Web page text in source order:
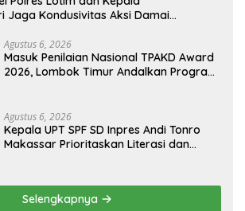
Jaga Kondusivitas Aksi Damai
Agustus 6, 2026
Masuk Penilaian Nasional TPAKD Award
2026, Lombok Timur Andalkan Program
Agustus 6, 2026
Kepala UPT SPF SD Inpres Andi Tonro
Makassar Prioritaskan Literasi dan
Selengkapnya